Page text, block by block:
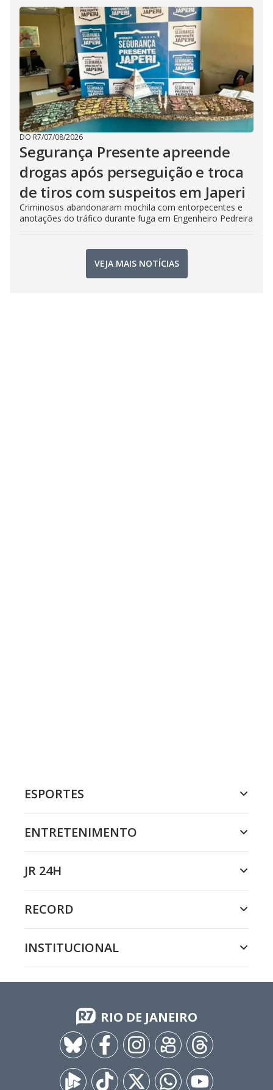
DO R7/07/08/2026
Segurança Presente apreende
drogas após perseguição e troca
de tiros com suspeitos em Japeri
Criminosos abandonaram mochila com entorpecentes e
anotações do tráfico durante fuga em Engenheiro Pedreira
VEJA MAIS NOTÍCIAS
ESPORTES
ENTRETENIMENTO
JR 24H
RECORD
INSTITUCIONAL
RIO DE JANEIRO